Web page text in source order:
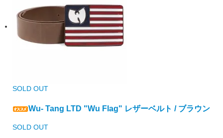
SOLD OUT
Wu- Tang LTD "Wu Flag" レザーベルト / ブラウン
SOLD OUT